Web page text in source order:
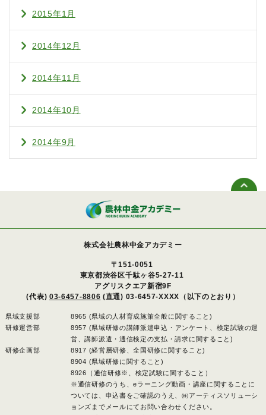
2015年1月
2014年12月
2014年11月
2014年10月
2014年9月
株式会社農林中金アカデミー
〒151-0051
東京都渋谷区千駄ヶ谷5-27-11
アグリスクエア新宿9F
(代表) 03-6457-8806 (直通) 03-6457-XXXX（以下のとおり）
県域支援部
8965 (県域の人材育成施策全般に関すること)
研修運営部
8957 (県域研修の講師派遣申込・アンケート、検定試験の運
営、講師派遣・通信検定の支払・請求に関すること)
研修企画部
8917 (経営層研修、全国研修に関すること)
8904 (県域研修に関すること)
8926（通信研修※、検定試験に関すること）
※通信研修のうち、eラーニング動画・講座に関することに
ついては、申込書をご確認のうえ、㈱アーティスソリューシ
ョンズまでメールにてお問い合わせください。